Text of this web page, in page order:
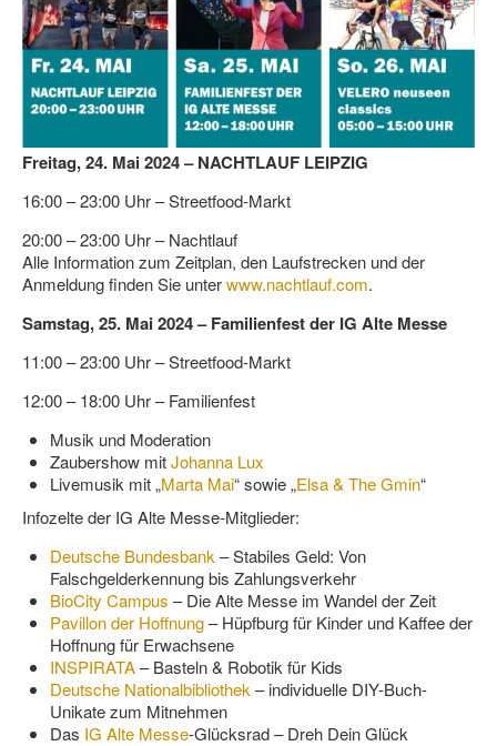
Freitag, 24. Mai 2024 – NACHTLAUF LEIPZIG
16:00 – 23:00 Uhr – Streetfood-Markt
20:00 – 23:00 Uhr – Nachtlauf
Alle Information zum Zeitplan, den Laufstrecken und der
Anmeldung finden Sie unterwww.nachtlauf.com.
Samstag, 25. Mai 2024 – Familienfest der IG Alte Messe
11:00 – 23:00 Uhr – Streetfood-Markt
12:00 – 18:00 Uhr – Familienfest
Musik und Moderation
Zaubershow mitJohanna Lux
Livemusik mit „Marta Mai“ sowie „Elsa & The Gmin“
Infozelte der IG Alte Messe-Mitglieder:
Deutsche Bundesbank – Stabiles Geld: Von
Falschgelderkennung bis Zahlungsverkehr
BioCity Campus – Die Alte Messe im Wandel der Zeit
Pavillon der Hoffnung– Hüpfburg für Kinder und Kaffee der
Hoffnung für Erwachsene
INSPIRATA– Basteln & Robotik für Kids
Deutsche Nationalbibliothek – individuelle DIY-Buch-
Unikate zum Mitnehmen
Das IG Alte Messe-Glücksrad – Dreh Dein Glück